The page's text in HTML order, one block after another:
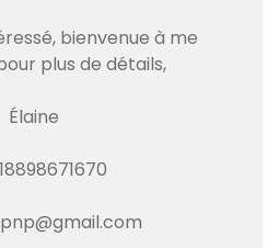
bienvenue à me
plus de détails,
Élaine